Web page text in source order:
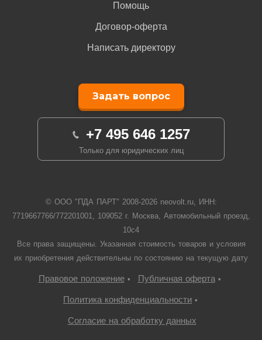
Помощь
Договор-оферта
Написать директору
Задать вопрос
+7 495 646 1257
Только для юридических лиц
© ООО "ПДА ПАРТ" 2008-2026neovolt.ru, ИНН:
7719667766/772201001, 109052 г. Москва, Автомобильный проезд,
10с4
Все права защищены. Указанная стоимость товаров и условия
их приобретения действительны по состоянию на текущую дату
Правовое положение• Публичная оферта•
Политика конфиденциальности •
Согласие на обработку данных